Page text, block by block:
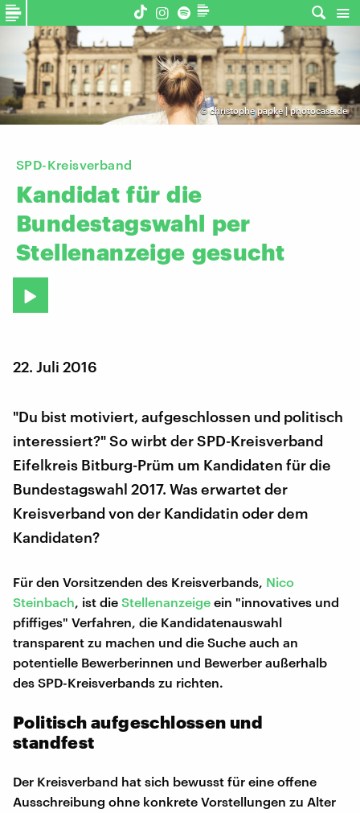
©christophe papke | photocase.de
SPD-Kreisverband
Kandidat für die
Bundestagswahl per
Stellenanzeige gesucht
22. Juli 2016
"Du bist motiviert, aufgeschlossen und politisch
interessiert?" So wirbt der SPD-Kreisverband
Eifelkreis Bitburg-Prüm um Kandidaten für die
Bundestagswahl 2017. Was erwartet der
Kreisverband von der Kandidatin oder dem
Kandidaten?
Für den Vorsitzenden des Kreisverbands, Nico
Steinbach , ist die Stellenanzeige ein "innovatives und
pfiffiges" Verfahren, die Kandidatenauswahl
transparent zu machen und die Suche auch an
potentielle Bewerberinnen und Bewerber außerhalb
des SPD-Kreisverbands zu richten.
Politisch aufgeschlossen und
standfest
Der Kreisverband hat sich bewusst für eine offene
Ausschreibung ohne konkrete Vorstellungen zu Alter